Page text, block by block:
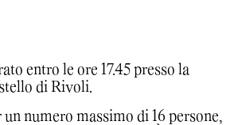
entro le ore 17.45 presso la
di Rivoli.
numero massimo di 16 persone,